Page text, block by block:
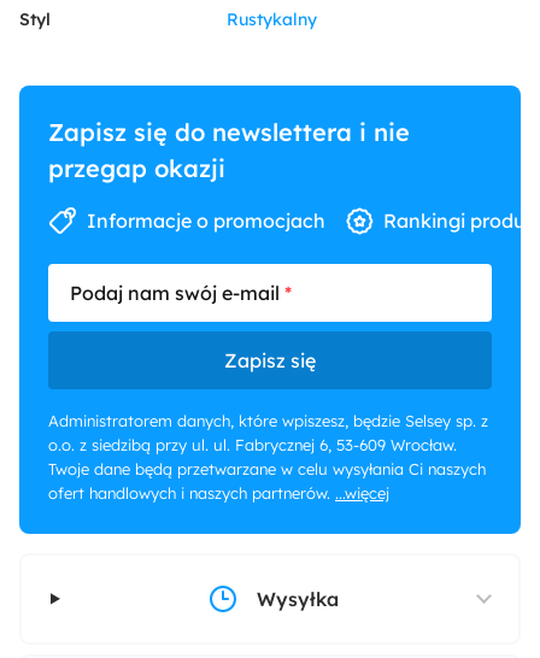
Styl Rustykalny
Zapisz się do newslettera i nie
przegap okazji
Informacje o promocjach Rankingi
Podaj nam swój e-mail
Zapisz się
Administratorem danych, które wpiszesz, będzie Selsey sp. z
o.o. z siedzibą przy ul. ul. Fabrycznej 6, 53-609 Wrocław.
Twoje dane będą przetwarzane w celu wysyłania Ci naszych
ofert handlowych i naszych partnerów. ...więcej
Wysyłka